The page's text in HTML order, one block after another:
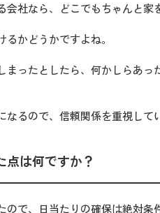
社なら、どこでもちゃんと家
かどうかですよね。
まったとしたら、何かしらあ
るので、信頼関係を重視して
点は何ですか？
ので、日当たりの確保は絶対条